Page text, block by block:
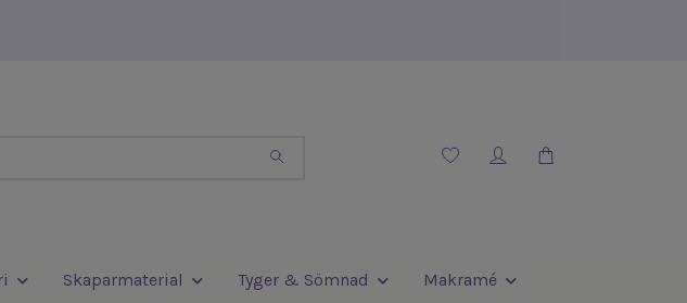
Skaparmaterial Tyger & Sömnad Makramé